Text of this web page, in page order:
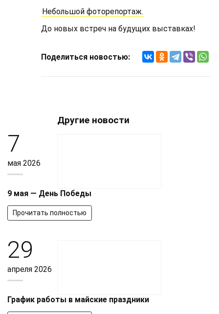
Небольшой фоторепортаж.
До новых встреч на будущих выставках!
Поделиться новостью:
Другие новости
7
мая 2026
9 мая — День Победы
Прочитать полностью
29
апреля 2026
График работы в майские праздники